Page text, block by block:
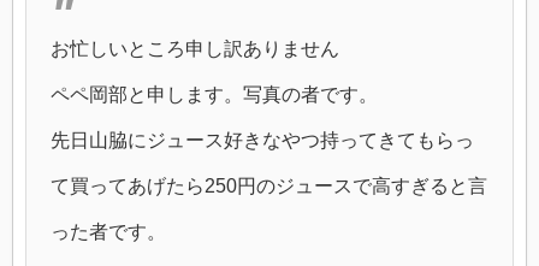
お忙しいところ申し訳ありません
ペペ岡部と申します。写真の者です。
先日山脇にジュース好きなやつ持ってきてもらっ
て買ってあげたら250円のジュースで高すぎると言
った者です。